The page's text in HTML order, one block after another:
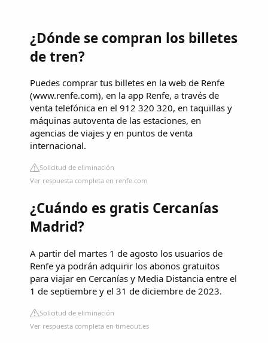
¿Dónde se compran los billetes
de tren?
Puedes comprar tus billetes en la web de Renfe
(www.renfe.com), en la app Renfe, a través de
venta telefónica en el 912 320 320, en taquillas y
máquinas autoventa de las estaciones, en
agencias de viajes y en puntos de venta
internacional.
Solicitud de eliminación
Ver respuesta completa en renfe.com
¿Cuándo es gratis Cercanías
Madrid?
A partir del martes 1 de agosto los usuarios de
Renfe ya podrán adquirir los abonos gratuitos
para viajar en Cercanías y Media Distancia entre el
1 de septiembre y el 31 de diciembre de 2023.
Solicitud de eliminación
Ver respuesta completa en timeout.es